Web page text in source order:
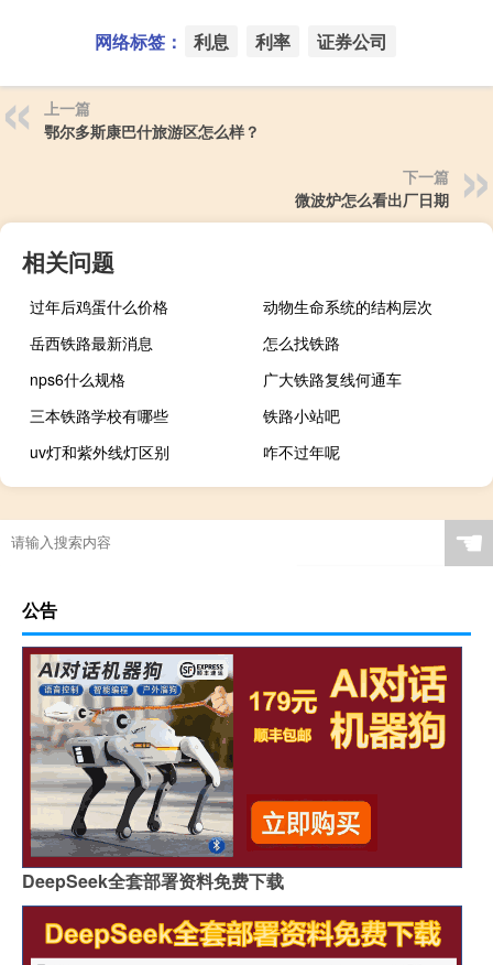
网络标签： 利息 利率 证券公司
上一篇
鄂尔多斯康巴什旅游区怎么样？
下一篇
微波炉怎么看出厂日期
相关问题
过年后鸡蛋什么价格
动物生命系统的结构层次
岳西铁路最新消息
怎么找铁路
nps6什么规格
广大铁路复线何通车
三本铁路学校有哪些
铁路小站吧
uv灯和紫外线灯区别
咋不过年呢
☚
公告
DeepSeek全套部署资料免费下载